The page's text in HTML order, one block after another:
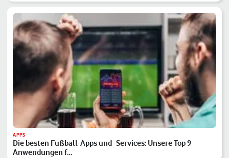
APPS
Die besten Fußball-Apps und -Services: Unsere Top 9
Anwendungen f…